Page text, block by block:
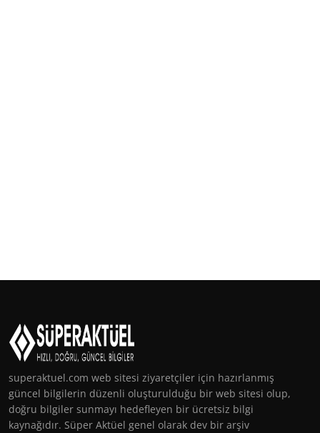
superaktuel.com web sitesi ziyaretçiler için hazırlanmış
güncel bilgilerin düzenli oluşturulduğu bir web sitesi olup,
doğru bilgiler sunmayı hedefleyen bir ücretsiz bilgi
kaynağıdır. Süper Aktüel genel olarak dev bir arşiv